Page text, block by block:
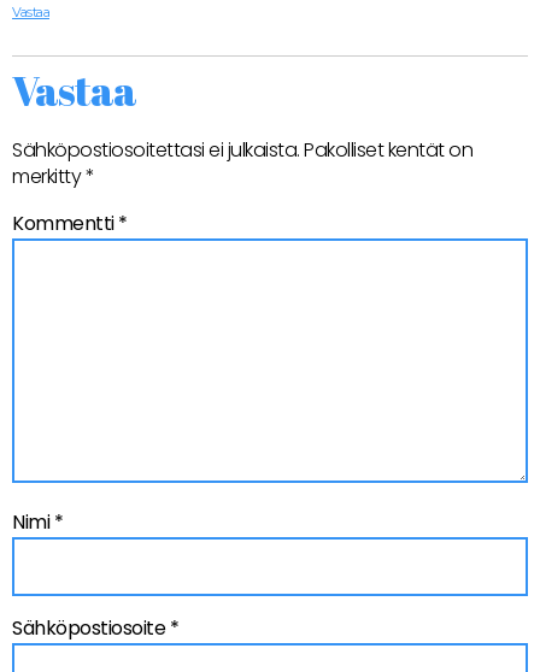
Vastaa
Vastaa
Sähköpostiosoitettasi ei julkaista.Pakolliset kentät on
merkitty*
Kommentti*
Nimi*
Sähköpostiosoite*